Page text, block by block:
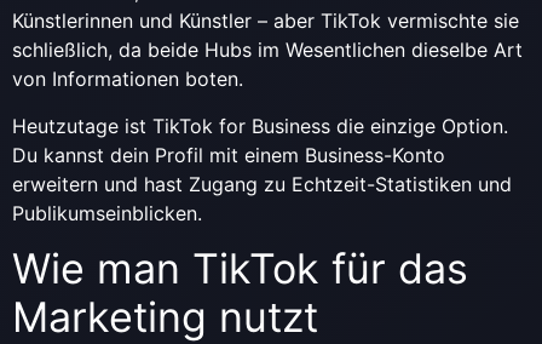
Künstlerinnen und Künstler – aber TikTok vermischte sie
schließlich, da beide Hubs im Wesentlichen dieselbe Art
von Informationen boten.
Heutzutage ist TikTok for Business die einzige Option.
Du kannst dein Profil mit einem Business-Konto
erweitern und hast Zugang zu Echtzeit-Statistiken und
Publikumseinblicken.
Wie man TikTok für das
Marketing nutzt